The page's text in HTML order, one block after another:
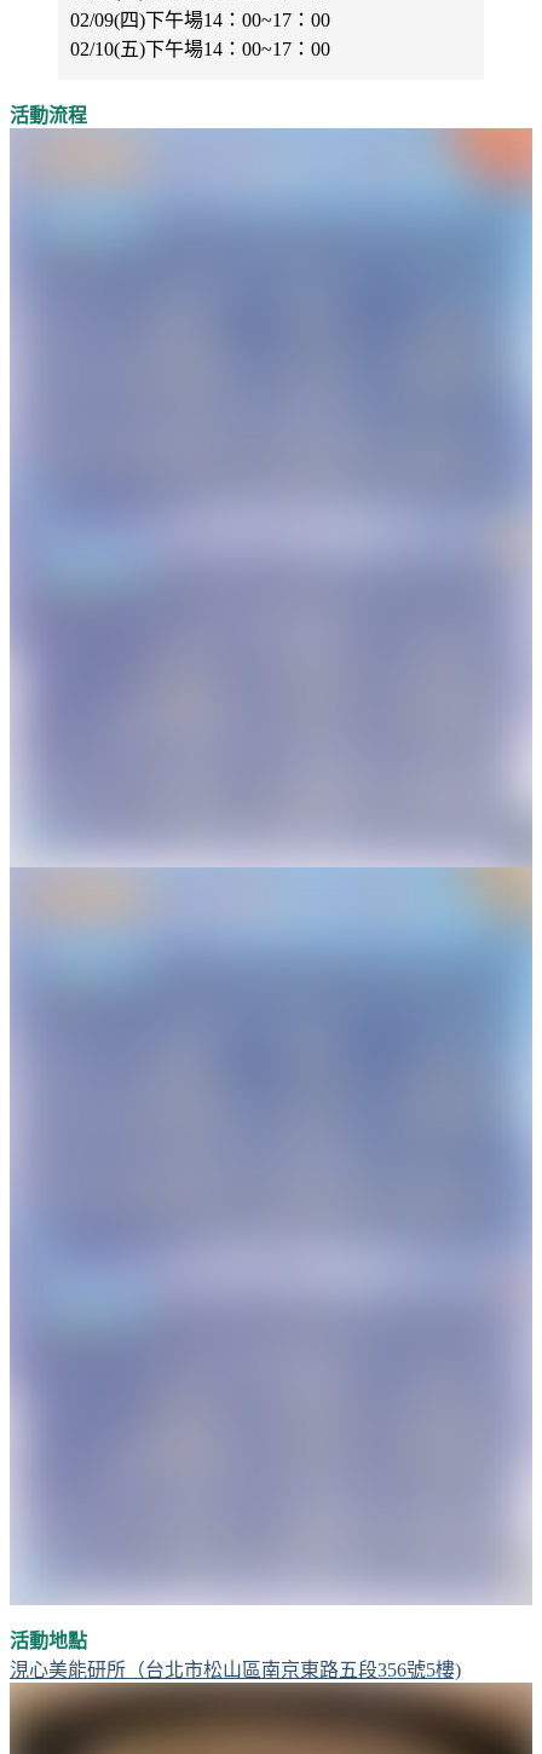
02/09(四)下午場14：00~17：00
02/10(五)下午場14：00~17：00
活動流程
活動地點
涀心美能研所（台北市松山區南京東路五段356號5樓)